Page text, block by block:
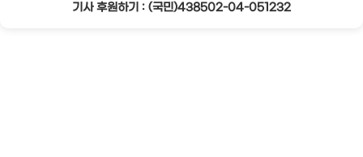
기사 후원하기 : (국민)438502-04-051232